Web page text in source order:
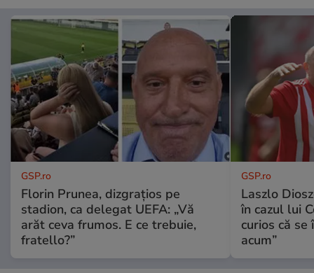
GSP.ro
Florin Prunea, dizgrațios pe
stadion, ca delegat UEFA: „Vă
arăt ceva frumos. E ce trebuie,
fratello?”
GSP.ro
Laszlo
în cazul lui
curios că
acum”